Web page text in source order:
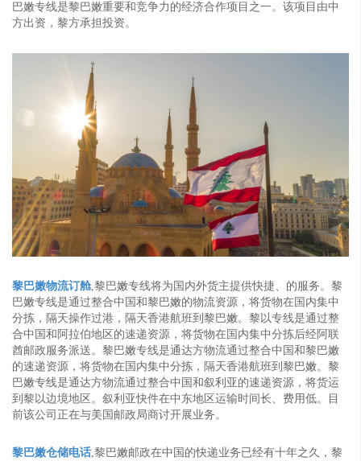
巴嫩专线是黎巴嫩重要和竞争力的经济合作项目之一。该项目由中
方出资，黎方承担投资。
黎巴嫩物流订舱 ,黎巴嫩专线将为国内外货主提供快捷、的服务。黎
巴嫩专线是通过整合中国和黎巴嫩的物流资源，将货物在国内集中
分拣，隔天操作过港，隔天香港航班到黎巴嫩。黎以专线是通过整
合中国和阿拉伯地区的速递资源，将货物在国内集中分拣后经阿联
酋邮政服务派送。黎巴嫩专线是通达方物流通过整合中国和黎巴嫩
的速递资源，将货物在国内集中分拣，隔天香港航班到黎巴嫩。黎
巴嫩专线是通达方物流通过整合中国和叙利亚的速递资源，将货运
到黎以边境地区。叙利亚快件在中东地区运输时间长、费用低。目
前该公司正在与美国邮政局商讨开展业务。
黎巴嫩仓储电话 ,黎巴嫩邮政在中国的快递业务已经有十年之久，黎